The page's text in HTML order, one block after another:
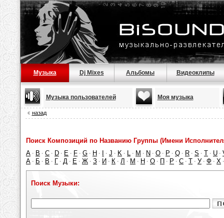
Музыка Dj Mixes Альбомы Видеоклипы
Музыка пользователей Моя музыка
назад
Поиск Композиций по Названию Группы (Имени
A · B · C · D · E · F · G · H · · J · K · L · M · N · O · P · Q · R · S · T · U ·
А · Б · В · Г · Д · Е · Ж · З · И · К · Л · М · Н · О · П · Р · С · Т · У · Ф · Х
Поиск Музыки: